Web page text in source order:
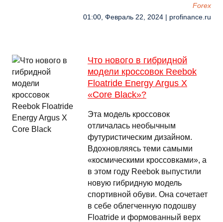
Forex
01:00, Февраль 22, 2024 | profinance.ru
Что нового в гибридной
модели кроссовок Reebok
Floatride Energy Argus X
«Core Black»?
Эта модель кроссовок
отличалась необычным
футуристическим дизайном.
Вдохновляясь теми самыми
«космическими кроссовками», а
в этом году Reebok выпустили
новую гибридную модель
спортивной обуви. Она сочетает
в себе облегченную подошву
Floatride и формованный верх